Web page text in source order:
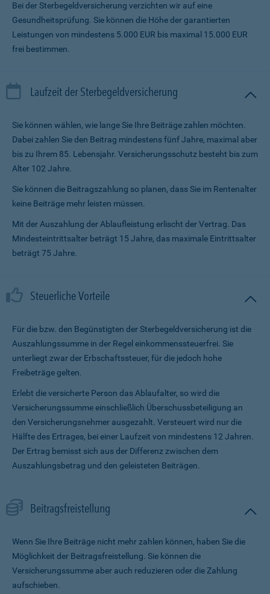
Bei der Sterbegeldversicherung verzichten wir auf eine
Gesundheitsprüfung. Sie können die Höhe der garantierten
Leistungen von mindestens 5.000 EUR bis maximal 15.000 EUR
frei bestimmen.
Laufzeit der Sterbegeldversicherung
Sie können wählen, wie lange Sie Ihre Beiträge zahlen möchten.
Dabei zahlen Sie den Beitrag mindestens fünf Jahre, maximal aber
bis zu Ihrem 85. Lebensjahr. Versicherungsschutz besteht bis zum
Alter 102 Jahre.
Sie können die Beitragszahlung so planen, dass Sie im Renten­alter
keine Beiträge mehr leisten müssen.
Mit der Auszahlung der Ablaufleistung erlischt der Vertrag. Das
Mindesteintrittsalter beträgt 15 Jahre, das maximale Eintrittsalter
beträgt 75 Jahre.
Steuerliche Vorteile
Für die bzw. den Begünstigten der Sterbegeldversicherung ist die
Auszahlungssumme in der Regel einkommenssteuerfrei. Sie
unterliegt zwar der Erbschaftssteuer, für die jedoch hohe
Freibeträge gelten.
Erlebt die versicherte Person das Ablaufalter, so wird die
Versicherungssumme ein­schließlich Überschussbeteiligung an
den Versicherungsnehmer ausgezahlt. Versteuert wird nur die
Hälfte des Ertrages, bei einer Laufzeit von mindestens 12 Jahren.
Der Ertrag bemisst sich aus der Differenz zwischen dem
Auszahlungsbetrag und den geleisteten Beiträgen.
Beitragsfreistellung
Wenn Sie Ihre Beiträge nicht mehr zahlen können, haben Sie die
Möglichkeit der Beitragsfreistellung. Sie können die
Versicherungssumme aber auch reduzieren oder die Zahlung
aufschieben.